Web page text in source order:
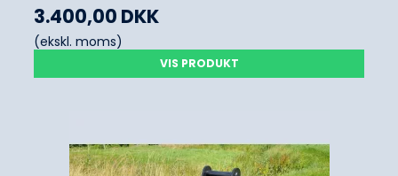
3.400,00 DKK
(ekskl. moms)
VIS PRODUKT